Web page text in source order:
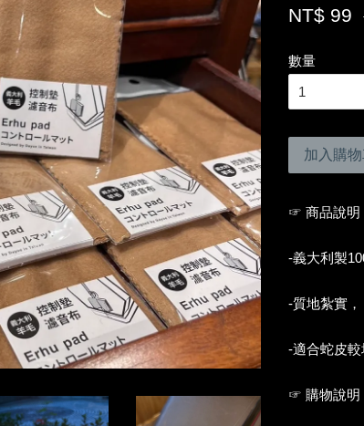
NT$ 99
數量
加入購
☞ 商品說明
-義大利製
-質地紮實，
-適合蛇皮較
☞ 購物說明